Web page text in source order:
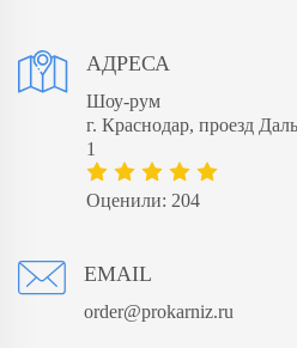
АДРЕСА
Шоу-рум
​г. Краснодар, проезд
1
Оценили: 204
EMAIL
order@prokarniz.ru